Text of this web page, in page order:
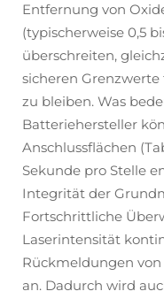
Entfernung von
(typischerweise 0,5
überschreiten,
sicheren
zu bleiben. Was
Batteriehersteller
Anschlussflächen
Sekunde pro Stelle
Integrität der
Fortschrittliche
Laserintensität
Rückmeldungen
an. Dadurch wird